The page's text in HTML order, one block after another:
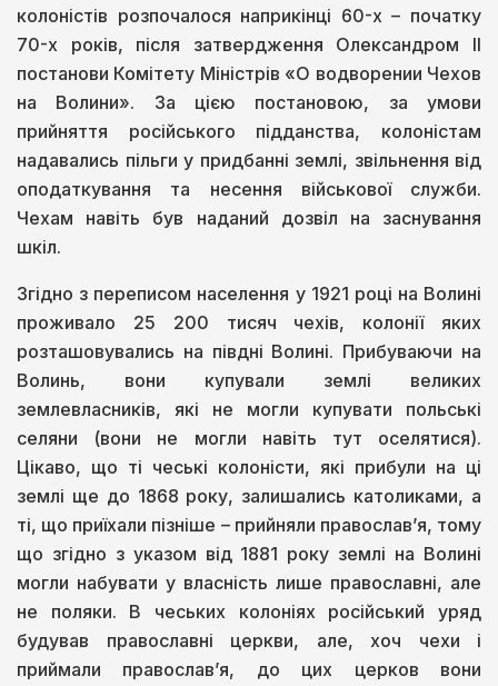
колоністів розпочалося наприкінці 60-х – початку
70-х років, після затвердження Олександром ІІ
постанови Комітету Міністрів «О водворении Чехов
на Волини». За цією постановою, за умови
прийняття російського підданства, колоністам
надавались пільги у придбанні землі, звільнення від
оподаткування та несення військової служби.
Чехам навіть був наданий дозвіл на заснування
шкіл.
Згідно з переписом населення у 1921 році на Волині
проживало 25 200 тисяч чехів, колонії яких
розташовувались на півдні Волині. Прибуваючи на
Волинь, вони купували землі великих
землевласників, які не могли купувати польські
селяни (вони не могли навіть тут оселятися).
Цікаво, що ті чеські колоністи, які прибули на ці
землі ще до 1868 року, залишались католиками, а
ті, що приїхали пізніше – прийняли православ’я, тому
що згідно з указом від 1881 року землі на Волині
могли набувати у власність лише православні, але
не поляки. В чеських колоніях російський уряд
будував православні церкви, але, хоч чехи і
приймали православ’я, до цих церков вони